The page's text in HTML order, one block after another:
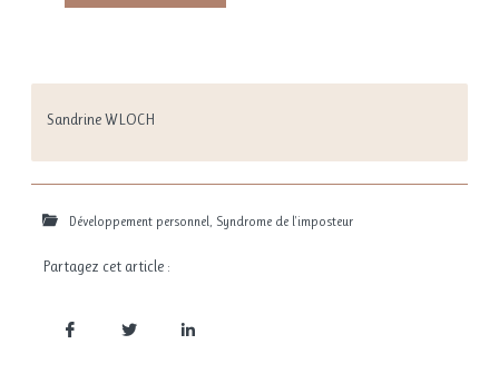
Sandrine WLOCH
Développement personnel, Syndrome de l'imposteur
Partagez cet article :